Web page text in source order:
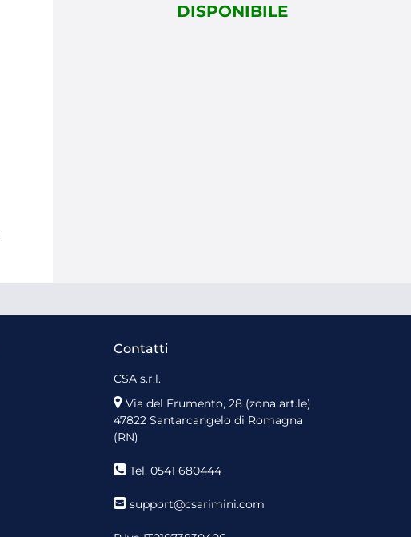
DISPONIBILE
Contatti
CSA s.r.l.
Via del Frumento, 28 (zona art.le)
47822 Santarcangelo di Romagna
(RN)
Tel. 0541 680444
support@csarimini.com